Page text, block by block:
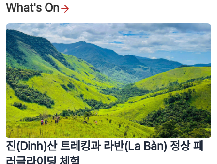
What's On
진(Dinh)산 트레킹과 라반(La Bàn) 정상 패
러글라이딩 체험